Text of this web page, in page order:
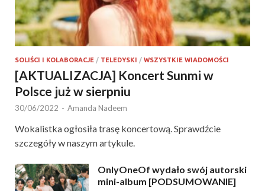
SOLIŚCI I KOLABORACJE / TELEDYSKI / WSZYSTKIE WIADOMOŚCI
[AKTUALIZACJA] Koncert Sunmi w
Polsce już w sierpniu
30/06/2022 - Amanda Nadeem
Wokalistka ogłosiła trasę koncertową. Sprawdźcie
szczegóły w naszym artykule.
OnlyOneOf wydało swój autorski
mini-album [PODSUMOWANIE]